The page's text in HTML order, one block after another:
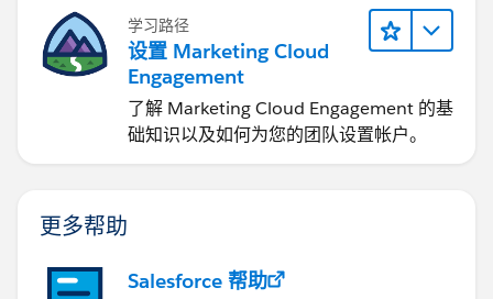
学习路径
设置 Marketing Cloud
Engagement
了解 Marketing Cloud Engagement 的基
础知识以及如何为您的团队设置帐户。
更多帮助
Salesforce 帮助